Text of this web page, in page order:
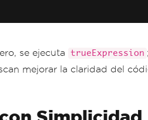
se ejecuta trueExpression
mejorar la claridad del